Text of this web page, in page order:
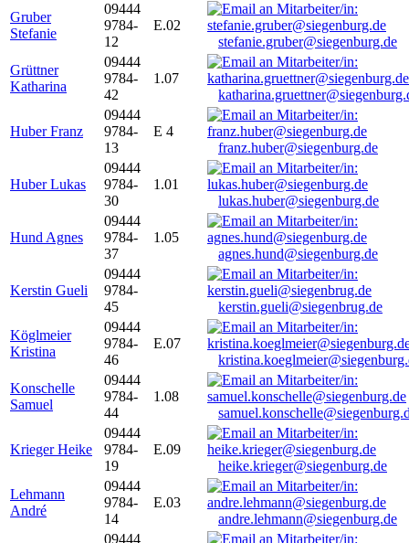
Gruber
Stefanie
09444
9784-
12
E.02
stefanie.gruber@siegenburg.de
Grüttner
Katharina
09444
9784-
42
1.07
Huber Franz
09444
9784-
13
E 4
franz.huber@siegenburg.de
Huber Lukas
09444
9784-
30
1.01
lukas.huber@siegenburg.de
Hund Agnes
09444
9784-
37
1.05
agnes.hund@siegenburg.de
Kerstin Gueli
09444
9784-
45
kerstin.gueli@siegenbrug.de
Köglmeier
Kristina
09444
9784-
46
E.07
Konschelle
Samuel
09444
9784-
44
1.08
Krieger Heike
09444
9784-
19
E.09
heike.krieger@siegenburg.de
Lehmann
André
09444
9784-
14
E.03
andre.lehmann@siegenburg.de
09444